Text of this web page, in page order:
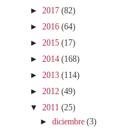
► 2017 (82)
► 2016 (64)
► 2015 (17)
► 2014 (168)
► 2013 (114)
► 2012 (49)
▼ 2011 (25)
►diciembre (3)